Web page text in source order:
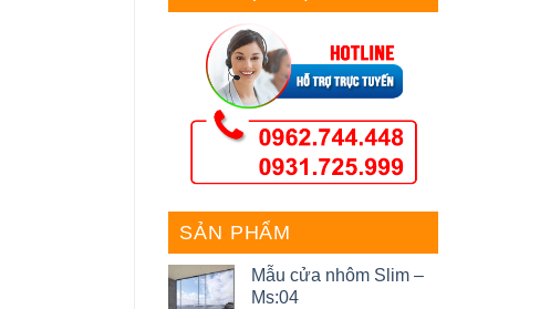
SẢN PHẨM
Mẫu cửa nhôm Slim –
Ms:04